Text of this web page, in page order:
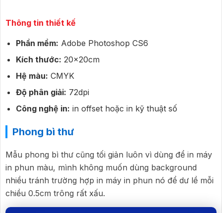
Thông tin thiết kế
Phần mềm: Adobe Photoshop CS6
Kích thước: 20x20cm
Hệ màu: CMYK
Độ phân giải: 72dpi
Công nghệ in: in offset hoặc in kỹ thuật số
Phong bì thư
Mẫu phong bì thư cũng tối giản luôn vì dùng để in máy
in phun màu, mình không muốn dùng background
nhiều tránh trường hợp in máy in phun nó để dư lề mỗi
chiều 0.5cm trông rất xấu.